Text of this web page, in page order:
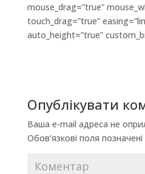
mouse_drag=”true”
touch_drag=”true”
auto_height=”true”
Опублікувати
Ваша e-mail адреса не
Обов’язкові поля позначені